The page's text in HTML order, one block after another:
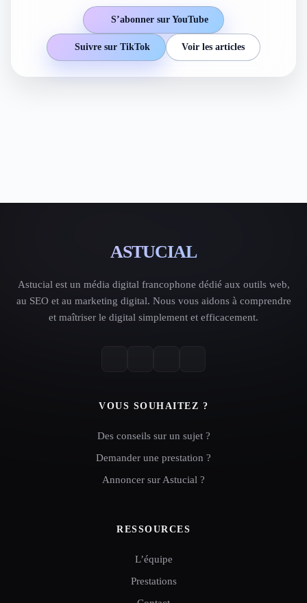
S’abonner sur YouTube
Suivre sur TikTok Voir les articles
ASTUCIAL
Astucial est un média digital francophone dédié aux outils web,
au SEO et au marketing digital. Nous vous aidons à comprendre
et maîtriser le digital simplement et efficacement.
VOUS SOUHAITEZ ?
Des conseils sur un sujet ?
Demander une prestation ?
Annoncer sur Astucial ?
RESSOURCES
L’équipe
Prestations